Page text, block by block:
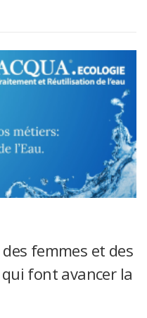
femmes et des
qui font avancer la